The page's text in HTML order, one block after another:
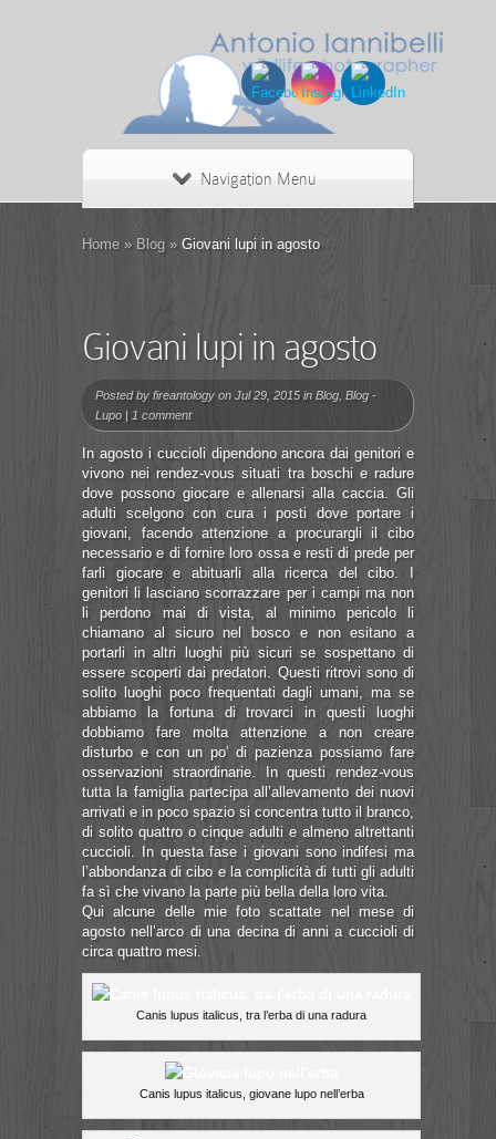
Navigation Menu
Home » Blog » Giovani lupi in agosto
Giovani lupi in agosto
Posted by fireantology on Jul 29, 2015 in Blog Blog -
Lupo | 1 comment
In agosto i cuccioli dipendono ancora dai genitori e
vivono nei rendez-vous situati tra boschi e radure
dove possono giocare e allenarsi alla caccia. Gli
adulti scelgono con cura i posti dove portare i
giovani, facendo attenzione a procurargli il cibo
necessario e di fornire loro ossa e resti di prede per
farli giocare e abituarli alla ricerca del cibo. I
genitori li lasciano scorrazzare per i campi ma non
li perdono mai di vista, al minimo pericolo li
chiamano al sicuro nel bosco e non esitano a
portarli in altri luoghi più sicuri se sospettano di
essere scoperti dai predatori. Questi ritrovi sono di
solito luoghi poco frequentati dagli umani, ma se
abbiamo la fortuna di trovarci in questi luoghi
dobbiamo fare molta attenzione a non creare
disturbo e con un po’ di pazienza possiamo fare
osservazioni straordinarie.
In questi rendez-vous
tutta la famiglia partecipa all’allevamento dei nuovi
arrivati e in poco spazio si concentra tutto il branco,
di solito quattro o cinque adulti e almeno altrettanti
cuccioli. In questa fase i giovani sono indifesi ma
l’abbondanza di cibo e la complicità di tutti gli adulti
fa sì che vivano la parte più bella della loro vita.
Qui alcune delle mie foto scattate nel mese di
agosto nell’arco di una decina di anni a cuccioli di
circa quattro mesi.
Canis lupus italicus, tra l’erba di una radura
Canis lupus italicus, giovane lupo nell’erba